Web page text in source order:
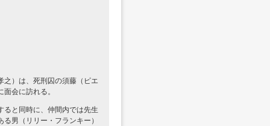
之）は、死刑囚の須藤（ピエ
会に訪れる。
ると同時に、仲間内では先生
男（リリー・フランキー）